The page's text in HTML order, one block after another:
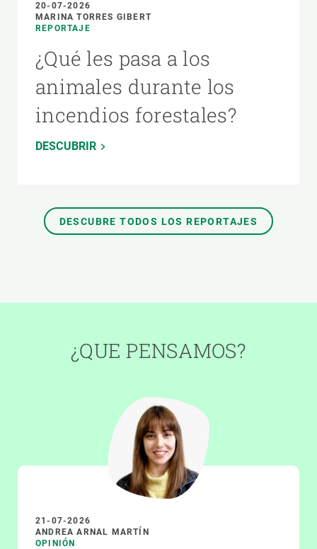
20-07-2026
MARINA TORRES GIBERT
REPORTAJE
¿Qué les pasa a los
animales durante los
incendios forestales?
DESCUBRIR
DESCUBRE TODOS LOS REPORTAJES
¿QUE PENSAMOS?
21-07-2026
ANDREA ARNAL MARTÍN
OPINIÓN